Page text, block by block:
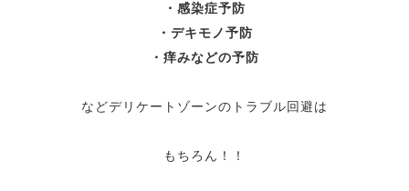
・感染症予防
・デキモノ予防
・痒みなどの予防
などデリケートゾーンのトラブル回避は
もちろん！！